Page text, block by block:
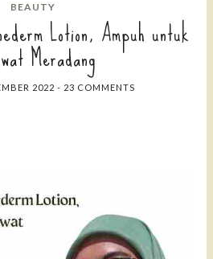
BEAUTY
Lotion, Ampuh untuk
Meradang
2022- 23 COMMENTS